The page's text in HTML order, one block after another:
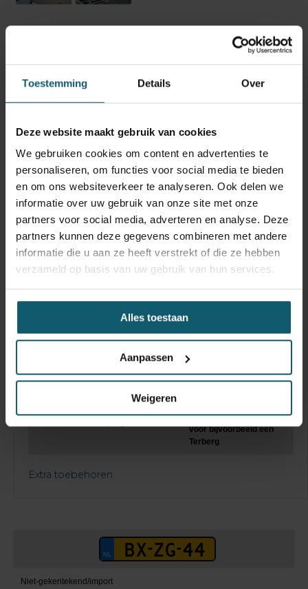
Toestemming Details Over
Deze website maakt gebruik van cookies
We gebruiken cookies om content en advertenties te
personaliseren, om functies voor social media te bieden
en om ons websiteverkeer te analyseren. Ook delen we
informatie over uw gebruik van onze site met onze
partners voor social media, adverteren en analyse. Deze
partners kunnen deze gegevens combineren met andere
informatie die u aan ze heeft verstrekt of die ze hebben
verzameld op basis van uw gebruik van hun services.
Alles toestaan
Aanpassen
Weigeren
Banden
Optische staat
Schades
Breedte
Hoogte
Doorgang
Vloerhoogte
Toebehoren
Capaciteit
Keuringsdatum opbouw
van 2010 TH voorbereid
voor bijvoorbeeld een
Terberg
Extra toebehoren
Niet-gekentekend/import